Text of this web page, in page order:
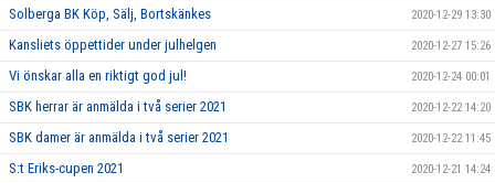
Solberga BK Köp, Sälj, Bortskänkes 2020-12-29 13:30
Kansliets öppettider under julhelgen 2020-12-27 15:26
Vi önskar alla en riktigt god jul! 2020-12-24 00:01
SBK herrar är anmälda i två serier 2021 2020-12-22 14:20
SBK damer är anmälda i två serier 2021 2020-12-22 11:45
S:t Eriks-cupen 2021 2020-12-21 14:24